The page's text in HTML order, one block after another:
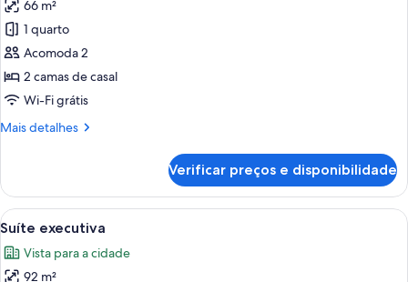
fotos
de
Suíte
luxo
66 m²
1 quarto
Acomoda 2
2 camas de casal
Wi-Fi grátis
Mais detalhes
Mais
luxo
Verificar preços e disponibilidade
Carrega
todas
as
Suíte executiva | Edredons de
8
Suíte executiva
Vista para a cidade
92 m²